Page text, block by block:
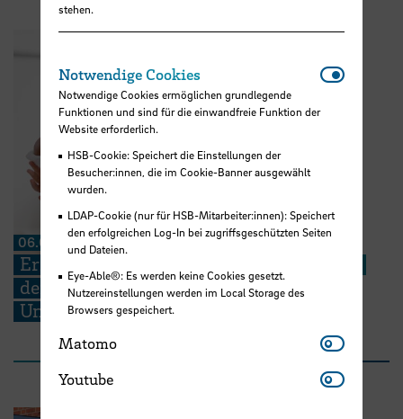
06.08.2026
Erneuter Aufruf: Hebammenstudierende
der HSB suchen weitere Schwangere zur
Unterstützung ihrer Prüfungen
stehen.
Notwendige Cookies
Notwendige Cookies ermöglichen grundlegende
Funktionen und sind für die einwandfreie Funktion der
Website erforderlich.
HSB-Cookie: Speichert die Einstellungen der
Besucher:innen, die im Cookie-Banner ausgewählt
wurden.
LDAP-Cookie (nur für HSB-Mitarbeiter:innen): Speichert
den erfolgreichen Log-In bei zugriffsgeschützten Seiten
und Dateien.
Eye-Able®: Es werden keine Cookies gesetzt.
Nutzereinstellungen werden im Local Storage des
Browsers gespeichert.
Matomo Matomo
Youtube Youtube